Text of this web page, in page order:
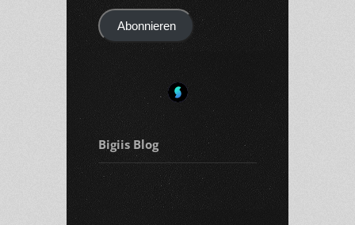
Mail-
AdresseAbonnieren
Bigiis Blog